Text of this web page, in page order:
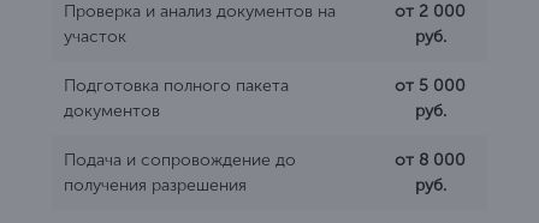
Проверка и анализ документов на
участок
от 2 000
руб.
Подготовка полного пакета
документов
от 5 000
руб.
Подача и сопровождение до
получения разрешения
от 8 000
руб.